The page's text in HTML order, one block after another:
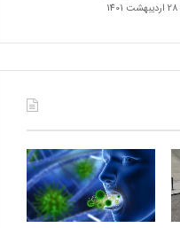
28 اردیبهشت 1401